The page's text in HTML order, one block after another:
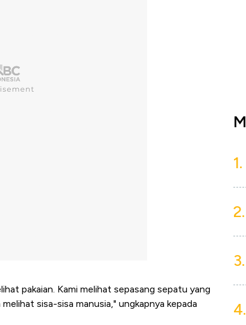
pakaian. Kami melihat sepasang sepatu yang
sisa-sisa manusia," ungkapnya kepada
1.
2.
3.
4.